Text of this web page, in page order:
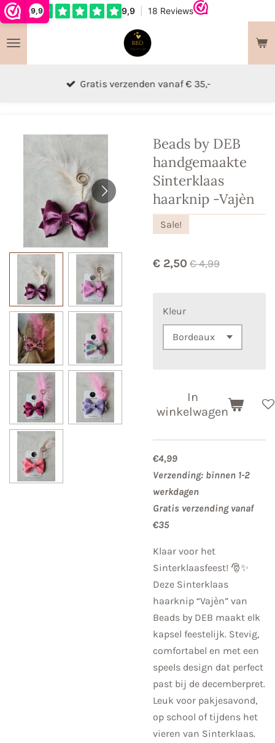
9,9
Ga
naar
de
Gratis verzenden vanaf € 35,-
Beads by DEB
handgemaakte
Sinterklaas
haarknip -Vajèn
Sale!
€ 2,50 € 4,99
Kleur
In
winkelwagen
€4,99
Verzending: binnen 1-2
werkdagen
Gratis verzending vanaf
€35
Klaar voor het
Sinterklaasfeest! 🎅✨
Deze Sinterklaas
haarknip “Vajèn” van
Beads by DEB maakt elk
kapsel feestelijk. Stevig,
comfortabel en met een
speels design dat perfect
past bij de decemberpret.
Leuk voor pakjesavond,
op school of tijdens het
vieren van Sinterklaas.